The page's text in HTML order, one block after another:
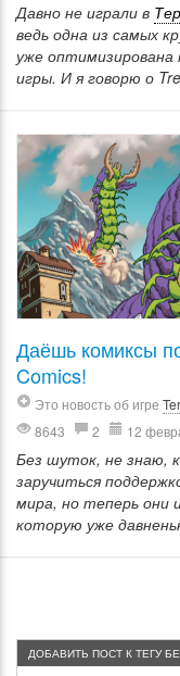
Давно не играли в
ведь одна из самых
уже
игры. И я говорю о
Даёшь комиксы
Comics!
Это новость об игре
8643
2 12
Без шуток, не знаю,
заручиться
мира, но теперь они
которую уже
ДОБАВИТЬ ПОСТ К ТЕГУ